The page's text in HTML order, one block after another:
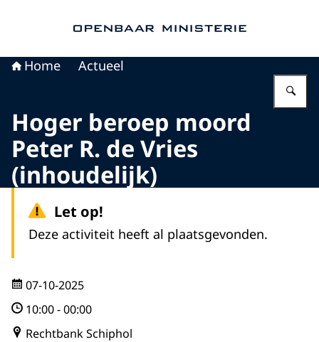
Home Actueel
Hoger beroep moord
Peter R. de Vries
(inhoudelijk)
Let op!
Deze activiteit heeft al plaatsgevonden.
07-10-2025
10:00-00:00
Rechtbank Schiphol